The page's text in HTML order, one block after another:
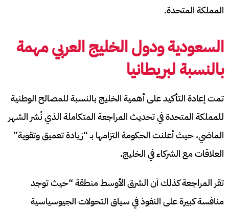
المملكة المتحدة.
السعودية ودول الخليج العربيمهمة
بالنسبة لبريطانيا
تمت إعادة التأكيد على أهمية الخليج بالنسبة للمصالح الوطنية
للمملكة المتحدة في تحديث المراجعة المتكاملة الذي نُشر الشهر
الماضي، حيث أعلنت الحكومة التزامها بـ “زيادة تعميق وتقوية”
العلاقات مع الشركاء في الخليج.
تقر المراجعة كذلك أن الشرق الأوسط منطقة “حيث توجد
منافسة كبيرة على النفوذ في سياق التحولات الجيوسياسية